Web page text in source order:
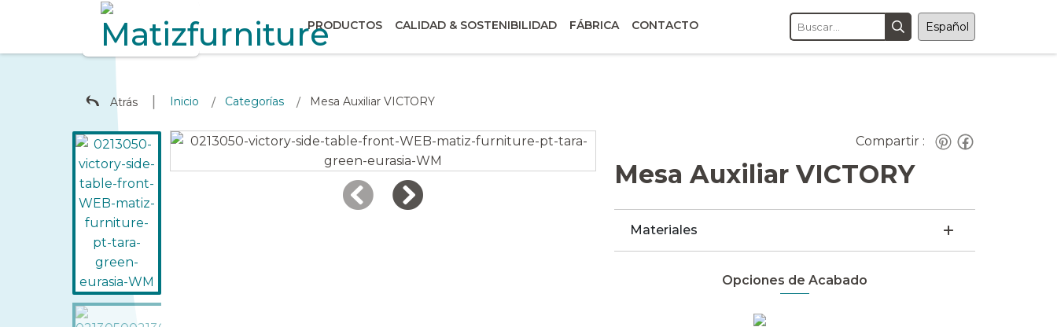
PRODUCTOS CALIDAD & SOSTENIBILIDAD FÁBRICA CONTACTO
Atrás Inicio / Categorías / Mesa Auxiliar VICTORY
Compartir :
Mesa Auxiliar VICTORY
Materiales
Opciones de Acabado